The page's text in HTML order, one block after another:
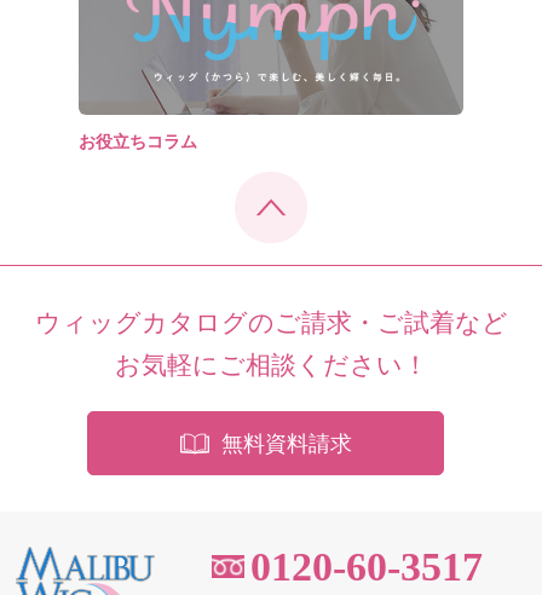
お役立ちコラム
ウィッグカタログのご請求・ご試着など
お気軽にご相談ください！
無料資料請求
0120-60-3517